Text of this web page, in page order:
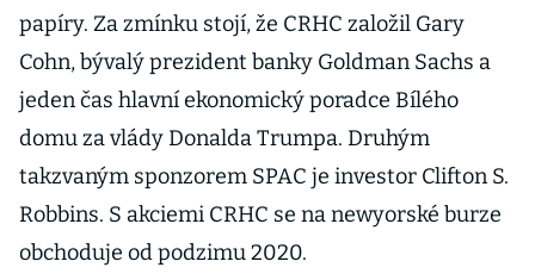
papíry. Za zmínku stojí, že CRHC založil Gary
Cohn, bývalý prezident banky Goldman Sachs a
jeden čas hlavní ekonomický poradce Bílého
domu za vlády Donalda Trumpa. Druhým
takzvaným sponzorem SPAC je investor Clifton S.
Robbins. S akciemi CRHC se na newyorské burze
obchoduje od podzimu 2020.